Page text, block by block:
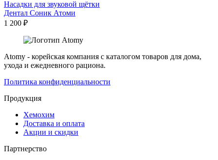
Насадки для звуковой щётки
Дентал Соник Атоми
1 200 ₽
Atomy - корейская компания с каталогом товаров для дома,
ухода и ежедневного рациона.
Политика конфиденциальности
Продукция
Хемохим
Доставка и оплата
Акции и скидки
Партнерство